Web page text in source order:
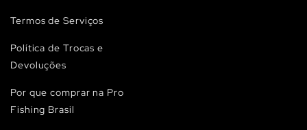
Termos de Serviços
Política de Trocas e
Devoluções
Por que comprar na Pro
Fishing Brasil